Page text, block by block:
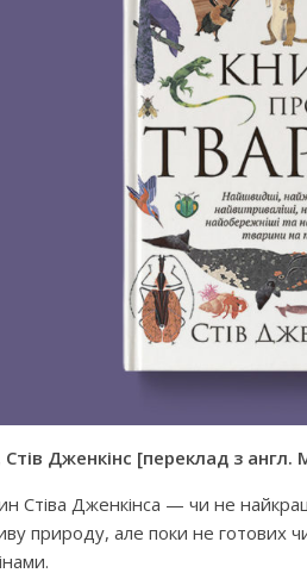
Дженкінс [переклад з
Стіва Дженкінса — чи не
природу, але поки не готових